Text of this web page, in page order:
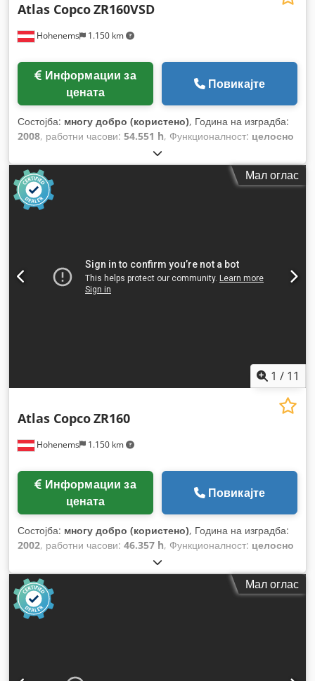
Hohenems 1.150 km
Atlas CopcoZR160VSD
цената
Повикајте
Состојба: многу добро (користено), Година на изградба:
2008, работни часови: 54.551 h, Функционалност: целосно
Мал оглас
1 / 11
Hohenems 1.150 km
Atlas CopcoZR160
цената
Повикајте
Состојба: многу добро (користено), Година на изградба:
2002, работни часови: 46.357 h, Функционалност: целосно
Мал оглас